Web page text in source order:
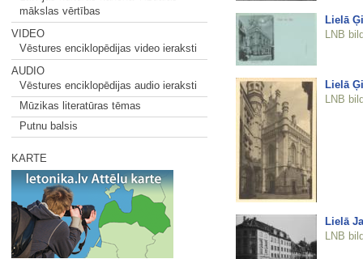
mākslas vērtības
VIDEO
Vēstures enciklopēdijas video ieraksti
AUDIO
Vēstures enciklopēdijas audio ieraksti
Mūzikas literatūras tēmas
Putnu balsis
KARTE
Lielā
LNB
Lielā
LNB
Lielā
LNB